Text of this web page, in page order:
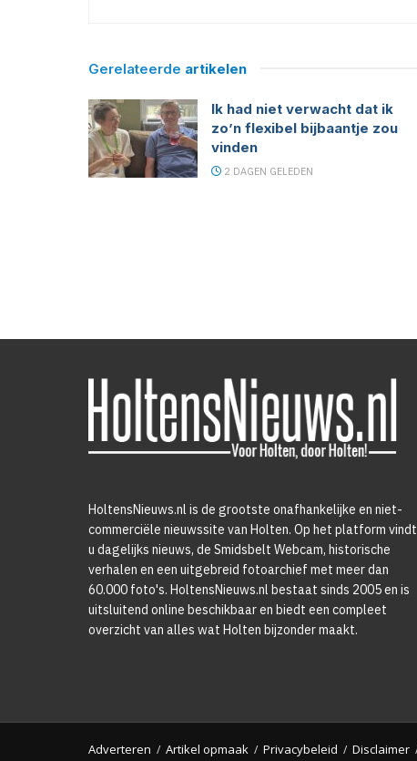
Gerelateerde artikelen
Ik had niet verwacht dat ik
zo’n flexibel bijbaantje zou
vinden
2 DAGEN GELEDEN
HoltensNieuws.nl is de grootste onafhankelijke en niet-
commerciële nieuwssite van Holten. Op het platform vindt
u dagelijks nieuws, de Smidsbelt Webcam, historische
verhalen en een uitgebreid fotoarchief met meer dan
60.000 foto's. HoltensNieuws.nl bestaat sinds 2005 en is
uitsluitend online beschikbaar en biedt een compleet
overzicht van alles wat Holten bijzonder maakt.
Adverteren Artikel opmaak Privacybeleid Disclaimer